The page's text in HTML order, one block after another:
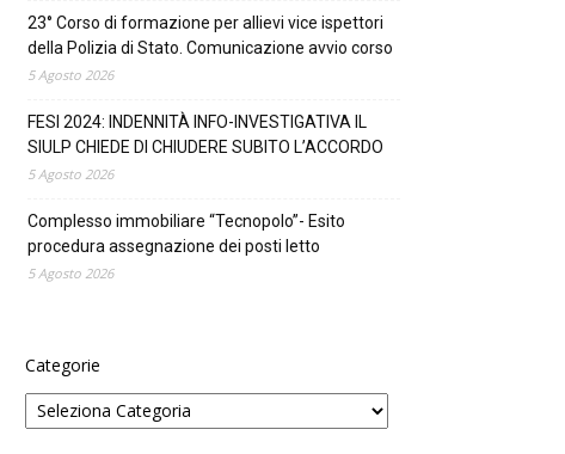
23° Corso di formazione per allievi vice ispettori
della Polizia di Stato. Comunicazione avvio corso
5 Agosto 2026
FESI 2024: INDENNITÀ INFO-INVESTIGATIVA IL
SIULP CHIEDE DI CHIUDERE SUBITO L’ACCORDO
5 Agosto 2026
Complesso immobiliare “Tecnopolo”- Esito
procedura assegnazione dei posti letto
5 Agosto 2026
Categorie